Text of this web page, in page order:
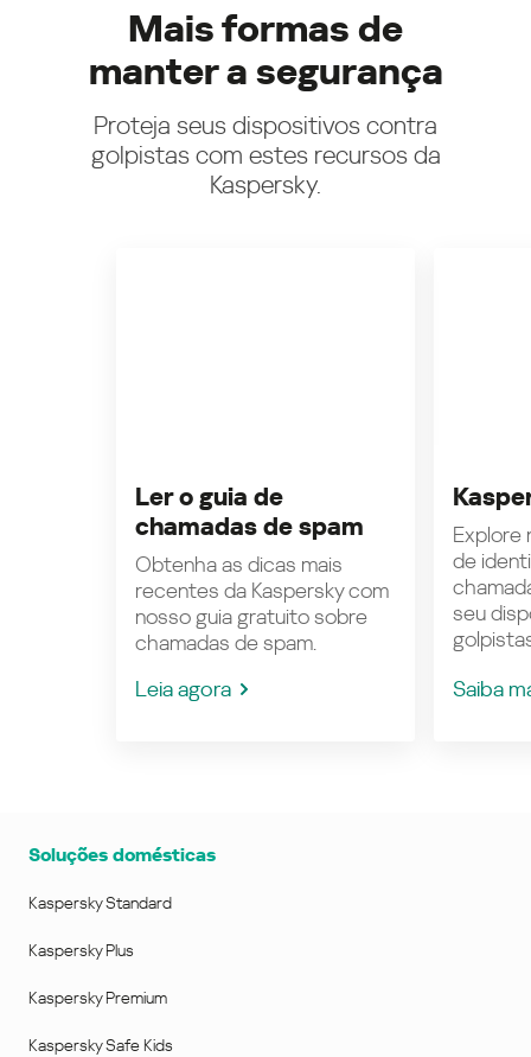
Mais formas de
manter a segurança
Proteja seus dispositivos contra
golpistas com estes recursos da
Kaspersky.
Ler o guia de
chamadas de spam
Obtenha as dicas mais
recentes da Kaspersky com
nosso guia gratuito sobre
chamadas de spam.
Leia agora
Explore
de
seu
Saiba
Soluções domésticas
Kaspersky Standard
Kaspersky Plus
Kaspersky Premium
Kaspersky Safe Kids